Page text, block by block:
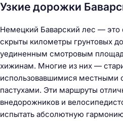
Узкие дорожки
Немецкий Баварский лес — это
скрыты километры грунтовых
уединенным смотровым
хижинам. Многие из них —
использовавшимися местными
пастухами. Эти маршруты
внедорожников и
испытать абсолютную